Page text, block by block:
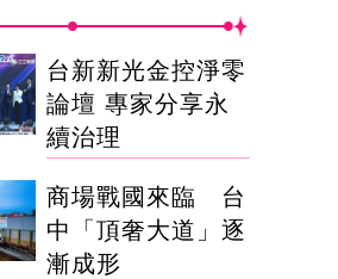
台新新光金控淨零
論壇 專家分享永
續治理
商場戰國來臨 台
中「頂奢大道」逐
漸成形